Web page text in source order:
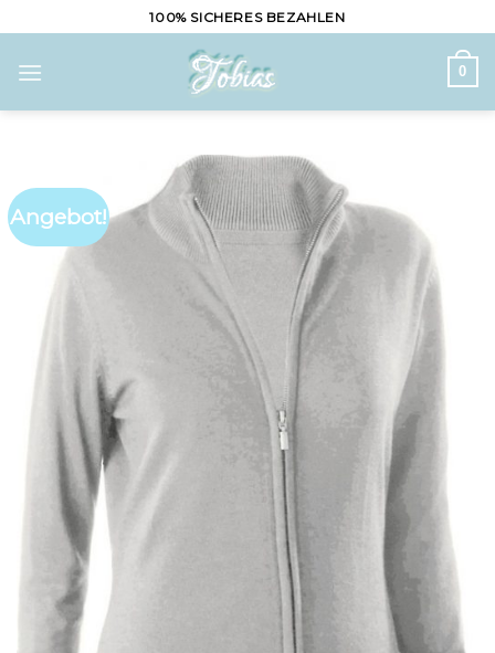
to
content
100% SICHERES BEZAHLEN
0
Angebot!